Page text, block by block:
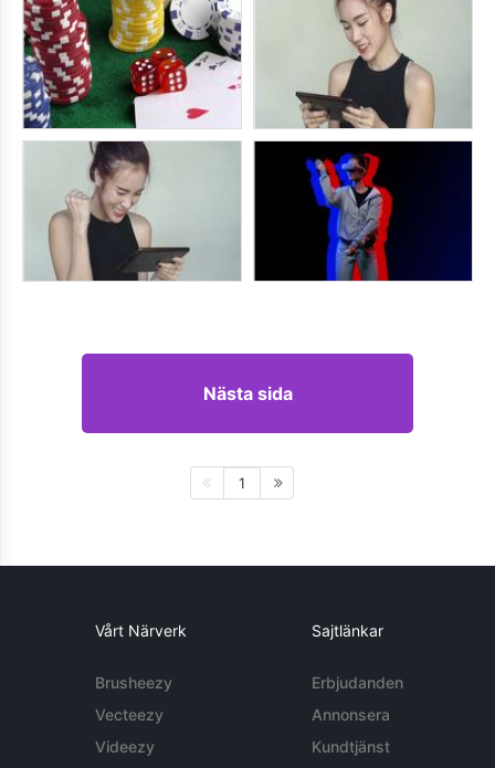
Nästa sida
1
Vårt Närverk
Brusheezy
Vecteezy
Videezy
Sajtlänkar
Erbjudanden
Annonsera
Kundtjänst